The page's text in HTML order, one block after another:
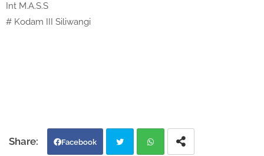
Int M.A.S.S
# Kodam III Siliwangi
Facebook